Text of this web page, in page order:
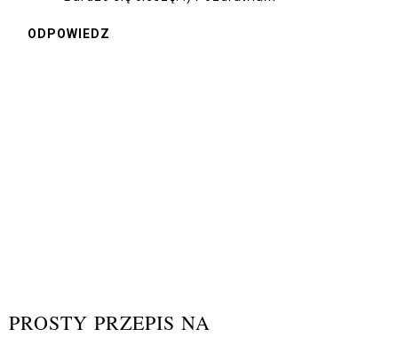
ODPOWIEDZ
PROSTY PRZEPIS NA